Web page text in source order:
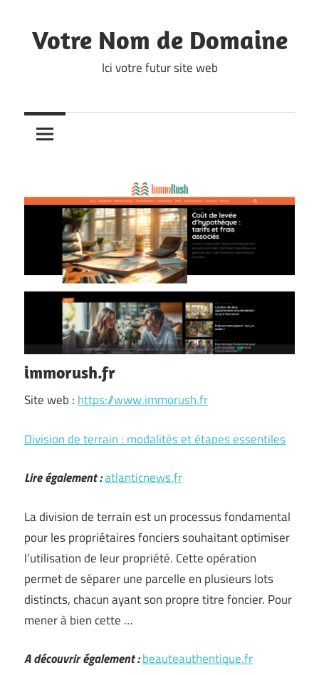
to
content
Votre Nom de Domaine
Ici votre futur site web
immorush.fr
Site web : https://www.immorush.fr
Division de terrain : modalités et étapes essentiles
Lire également :atlanticnews.fr
La division de terrain est un processus fondamental
pour les propriétaires fonciers souhaitant optimiser
l’utilisation de leur propriété. Cette opération
permet de séparer une parcelle en plusieurs lots
distincts, chacun ayant son propre titre foncier. Pour
mener à bien cette …
A découvrir également :beauteauthentique.fr